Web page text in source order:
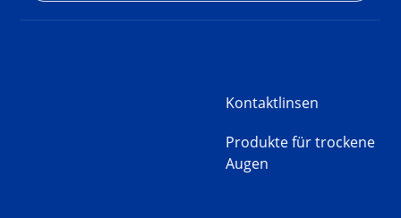
Kontaktlinsen
Produkte für trockene
Augen